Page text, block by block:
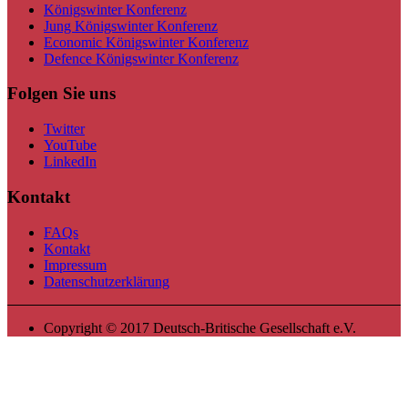
Königswinter Konferenz
Jung Königswinter Konferenz
Economic Königswinter Konferenz
Defence Königswinter Konferenz
Folgen Sie uns
Twitter
YouTube
LinkedIn
Kontakt
FAQs
Kontakt
Impressum
Datenschutzerklärung
Copyright © 2017 Deutsch-Britische Gesellschaft e.V.